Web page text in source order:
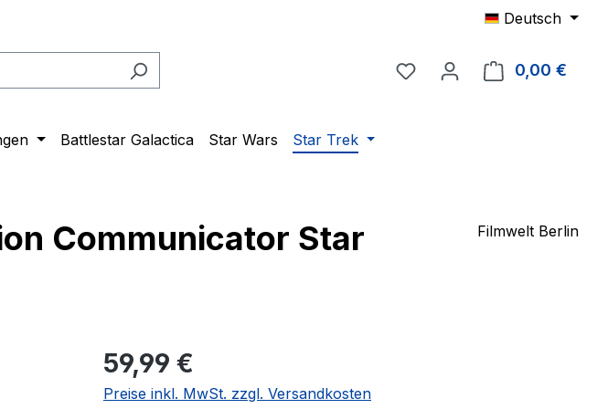
Deutsch
Du hast 0 Produkte auf
0,00 €
Battlestar Galactica Star Wars Star Trek
Communicator Star
Filmwelt Berlin
Regulärer Preis:
59,99 €
Preise inkl. MwSt. zzgl. Versandkosten